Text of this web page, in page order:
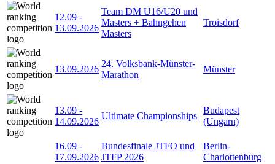
12.09 -
13.09.2026
Team DM U16/U20 und
Masters + Bahngehen
Masters
Troisdorf
13.09.2026
24. Volksbank-Münster-
Marathon
Münster
13.09 -
14.09.2026
Ultimate Championships
Budapest
(Ungarn)
16.09 -
17.09.2026
Bundesfinale JTFO und
JTFP 2026
Berlin-
Charlottenburg